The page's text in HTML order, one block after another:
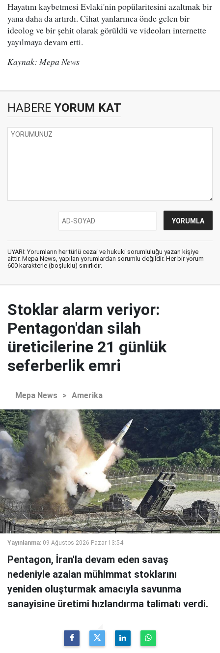
Hayatını kaybetmesi Evlaki'nin popülaritesini azaltmak bir
yana daha da artırdı. Cihat yanlarınca önde gelen bir
ideolog ve bir şehit olarak görüldü ve videoları internette
yayılmaya devam etti.
Kaynak: Mepa News
HABERE YORUM KAT
UYARI: Yorumların her türlü cezai ve hukuki sorumluluğu yazan kişiye
aittir. Mepa News, yapılan yorumlardan sorumlu değildir. Her bir yorum
600 karakterle (boşluklu) sınırlıdır.
Stoklar alarm veriyor:
Pentagon'dan silah
üreticilerine 21 günlük
seferberlik emri
Mepa News > Amerika
Yayınlanma: 09 Ağustos 2026 Pazar 13:54
Pentagon, İran'la devam eden savaş
nedeniyle azalan mühimmat stoklarını
yeniden oluşturmak amacıyla savunma
sanayisine üretimi hızlandırma talimatı verdi.